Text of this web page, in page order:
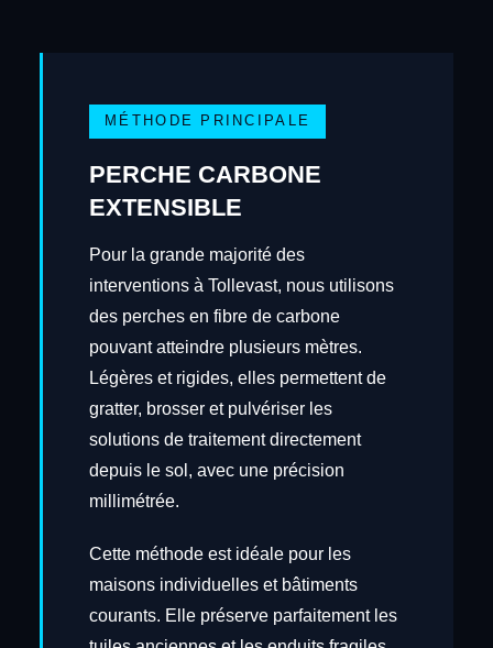
MÉTHODE PRINCIPALE
PERCHE CARBONE
EXTENSIBLE
Pour la grande majorité des
interventions à Tollevast, nous utilisons
des perches en fibre de carbone
pouvant atteindre plusieurs mètres.
Légères et rigides, elles permettent de
gratter, brosser et pulvériser les
solutions de traitement directement
depuis le sol, avec une précision
millimétrée.
Cette méthode est idéale pour les
maisons individuelles et bâtiments
courants. Elle préserve parfaitement les